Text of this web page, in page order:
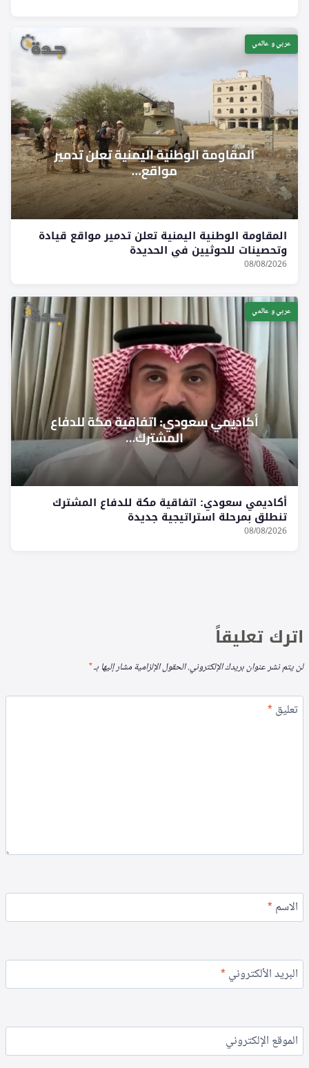
عربي و عالمي
المقاومة الوطنية اليمنية تعلن تدمير مواقع قيادة
وتحصينات للحوثيين في الحديدة
08/08/2026
عربي و عالمي
أكاديمي سعودي: اتفاقية مكة للدفاع المشترك
تنطلق بمرحلة استراتيجية جديدة
08/08/2026
اترك تعليقاً
لن يتم نشر عنوان بريدك الإلكتروني.الحقول الإلزامية مشار إليها بـ*
تعليق*
الاسم*
البريد الألكتروني*
الموقع الإلكتروني